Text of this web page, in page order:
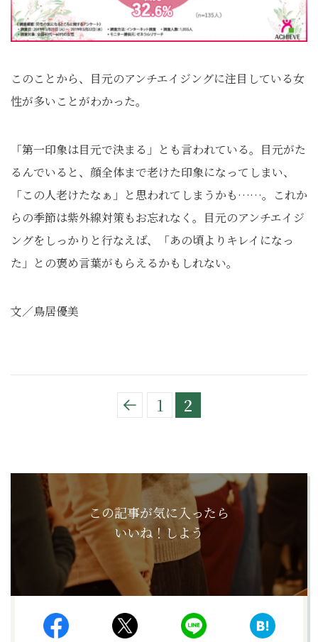
このことから、目元のアンチエイジングに注目している女
性が多いことがわかった。
「第一印象は目元で決まる」とも言われている。目元がた
るんでいると、顔全体まで老けた印象になってしまい、
「この人老けたなぁ」と思われてしまうかも……。これか
らの季節は紫外線対策もお忘れなく。目元のアンチエイジ
ングをしっかりと行なえば、「あの頃よりキレイになっ
た」との褒め言葉がもらえるかもしれない。
文／鳥居優美
1 2
この記事が気に入ったら
いいね！しよう